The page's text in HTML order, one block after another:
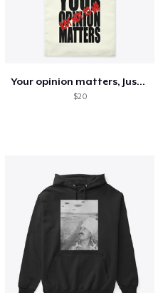
Your opinion matters, Just not to me!
$20